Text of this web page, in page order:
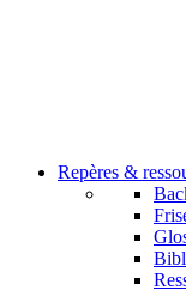
Repères &